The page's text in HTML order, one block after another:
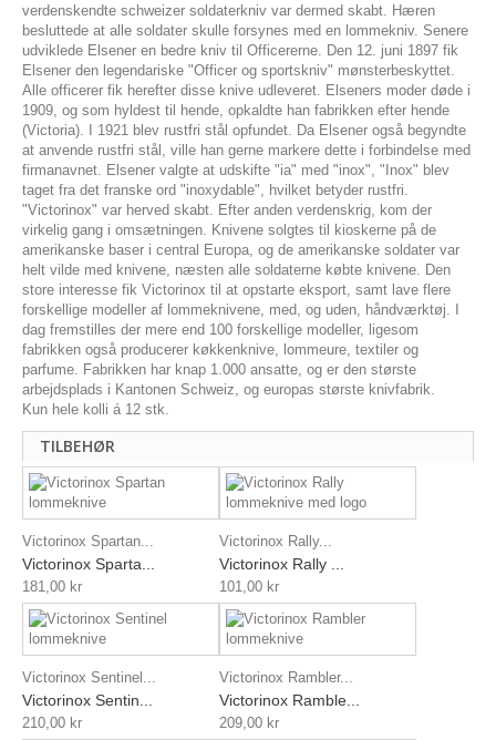
verdenskendte schweizer soldaterkniv var dermed skabt. Hæren
besluttede at alle soldater skulle forsynes med en lommekniv. Senere
udviklede Elsener en bedre kniv til Officererne. Den 12. juni 1897 fik
Elsener den legendariske "Officer og sportskniv" mønsterbeskyttet.
Alle officerer fik herefter disse knive udleveret. Elseners moder døde i
1909, og som hyldest til hende, opkaldte han fabrikken efter hende
(Victoria). I 1921 blev rustfri stål opfundet. Da Elsener også begyndte
at anvende rustfri stål, ville han gerne markere dette i forbindelse med
firmanavnet. Elsener valgte at udskifte "ia" med "inox", "Inox" blev
taget fra det franske ord "inoxydable", hvilket betyder rustfri.
"Victorinox" var herved skabt. Efter anden verdenskrig, kom der
virkelig gang i omsætningen. Knivene solgtes til kioskerne på de
amerikanske baser i central Europa, og de amerikanske soldater var
helt vilde med knivene, næsten alle soldaterne købte knivene. Den
store interesse fik Victorinox til at opstarte eksport, samt lave flere
forskellige modeller af lommeknivene, med, og uden, håndværktøj. I
dag fremstilles der mere end 100 forskellige modeller, ligesom
fabrikken også producerer køkkenknive, lommeure, textiler og
parfume. Fabrikken har knap 1.000 ansatte, og er den største
arbejdsplads i Kantonen Schweiz, og europas største knivfabrik.
Kun hele kolli á 12 stk.
TILBEHØR
Victorinox Spartan...
Victorinox Sparta...
181,00 kr
Victorinox Rally...
Victorinox Rally ...
101,00 kr
Victorinox Sentinel...
Victorinox Sentin...
210,00 kr
Victorinox Rambler...
Victorinox Ramble...
209,00 kr